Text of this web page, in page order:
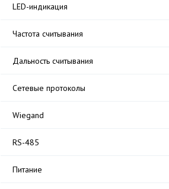
LED-индикация
Частота считывания
Дальность считывания
Сетевые протоколы
Wiegand
RS-485
Питание